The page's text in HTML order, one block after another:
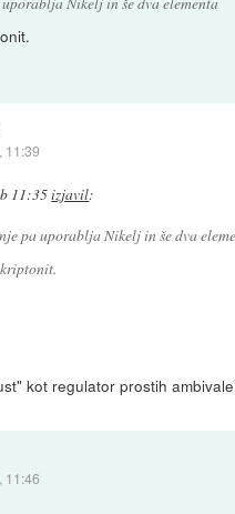
11:39
11:35izjavil:
pa uporablja Nikelj in še dva
kot regulator prostih
11:46